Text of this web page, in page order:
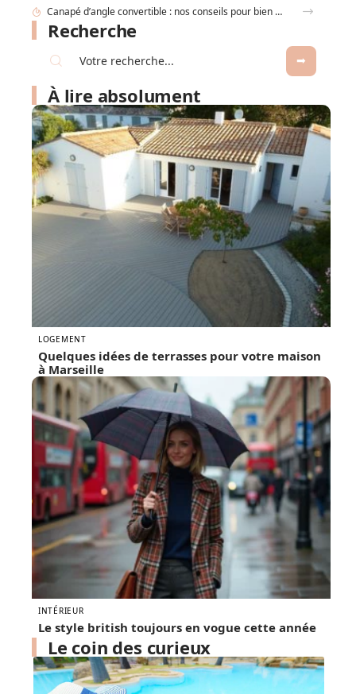
Réussir son projet déco avec l’appli raffinement-et-habitat.fr, pièce par pièce
Recherche
À lire absolument
LOGEMENT
Quelques idées de terrasses pour votre maison
à Marseille
INTÉRIEUR
Le style british toujours en vogue cette année
Le coin des curieux